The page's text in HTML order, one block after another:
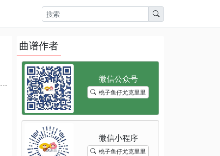
曲谱作者
桃子鱼仔尤克里里
桃子鱼仔尤克里里